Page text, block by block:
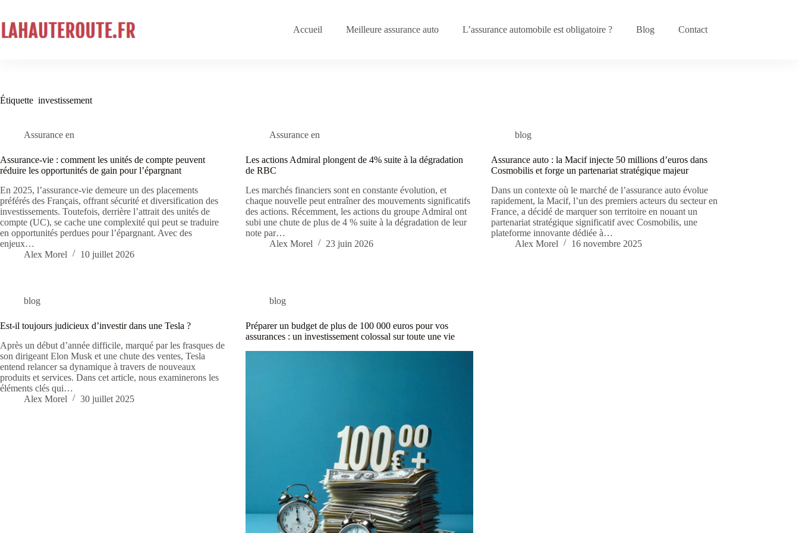
contenu
Accueil Meilleure assurance auto L’assurance automobile est obligatoire ? Blog Contact
Étiquette investissement
Assurance en
Assurance-vie : comment les unités de compte peuvent
réduire les opportunités de gain pour l’épargnant
En 2025, l’assurance-vie demeure un des placements
préférés des Français, offrant sécurité et diversification des
investissements. Toutefois, derrière l’attrait des unités de
compte (UC), se cache une complexité qui peut se traduire
en opportunités perdues pour l’épargnant. Avec des
enjeux…
Alex Morel
10 juillet 2026
Assurance en
Les actions Admiral plongent de 4% suite à la dégradation
de RBC
Les marchés financiers sont en constante évolution, et
chaque nouvelle peut entraîner des mouvements significatifs
des actions. Récemment, les actions du groupe Admiral ont
subi une chute de plus de 4 % suite à la dégradation de leur
note par…
Alex Morel
23 juin 2026
blog
Assurance auto : la Macif injecte 50 millions d’euros dans
Cosmobilis et forge un partenariat stratégique majeur
Dans un contexte où le marché de l’assurance auto évolue
rapidement, la Macif, l’un des premiers acteurs du secteur en
France, a décidé de marquer son territoire en nouant un
partenariat stratégique significatif avec Cosmobilis, une
plateforme innovante dédiée à…
Alex Morel
16 novembre 2025
blog
Est-il toujours judicieux d’investir dans une Tesla ?
Après un début d’année difficile, marqué par les frasques de
son dirigeant Elon Musk et une chute des ventes, Tesla
entend relancer sa dynamique à travers de nouveaux
produits et services. Dans cet article, nous examinerons les
éléments clés qui…
Alex Morel
30 juillet 2025
blog
Préparer un budget de plus de 100 000 euros pour vos
assurances : un investissement colossal sur toute une vie